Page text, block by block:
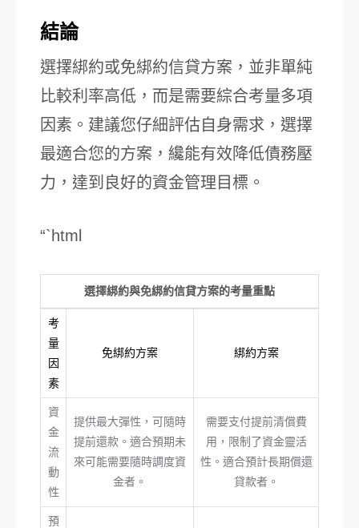
結論
選擇綁約或免綁約信貸方案，並非單純
比較利率高低，而是需要綜合考量多項
因素。建議您仔細評估自身需求，選擇
最適合您的方案，纔能有效降低債務壓
力，達到良好的資金管理目標。
“`html
選擇綁約與免綁約信貸方案的考量重點
考
量
因
素
免綁約方案 綁約方案
資
金
流
動
性
提供最大彈性，可隨時
提前還款。適合預期未
來可能需要隨時調度資
金者。
需要支付提前清償費
用，限制了資金靈活
性。適合預計長期償還
貸款者。
預